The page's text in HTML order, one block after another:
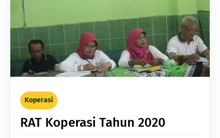
Koperasi
RAT Koperasi Tahun 2020